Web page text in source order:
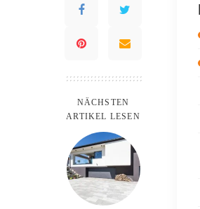
NÄCHSTEN
ARTIKEL LESEN